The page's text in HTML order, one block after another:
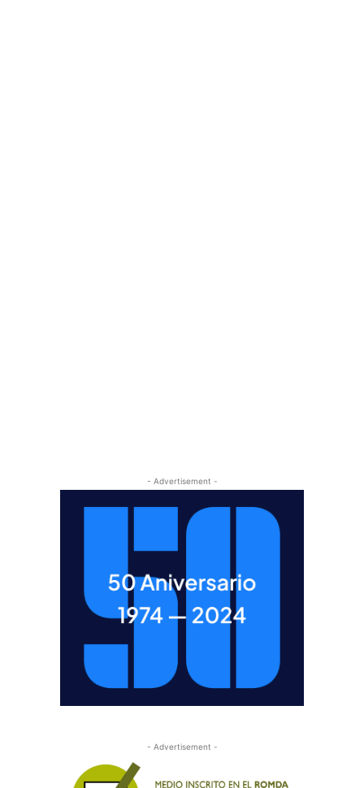
- Advertisement -
- Advertisement -